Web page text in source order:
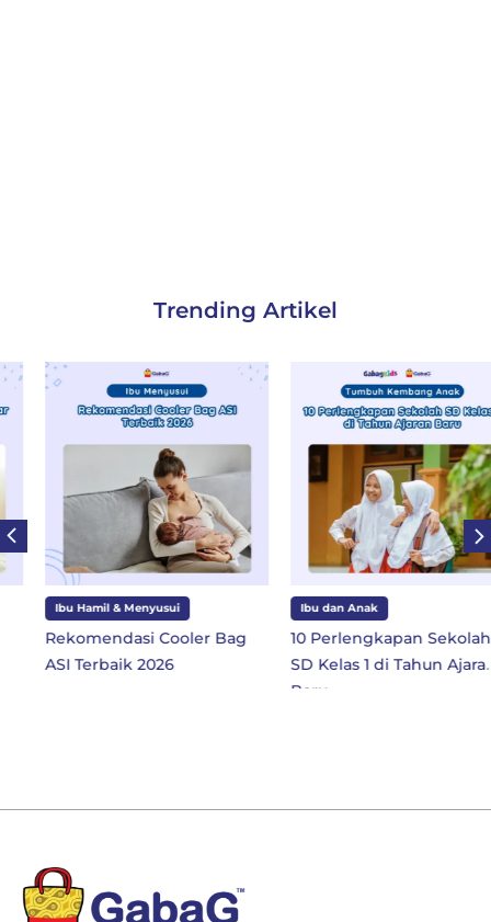
Trending Artikel
Ibu Hamil & Menyusui
Rekomendasi Cooler Bag
ASI Terbaik 2026
Ibu dan Anak
10 Perlengkapan Sekolah
SD Kelas 1 di Tahun Ajaran
Baru